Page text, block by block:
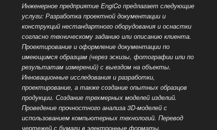
Инженерное предприятие EngiCo предлагает следующие
услуги: Разработка проектной документации и
конструкций нестандартного оборудования и оснастки
согласно техническому заданию или описанию клиента.
Проектирование и оформление документации по
имеющимся образцам (через эскизы, фотографии или по
результатам измерений) с выездом на объекты.
Инновационные исследования и разработки,
проектирование, а также создание опытных образцов
продукции. Создание трехмерных моделей изделий.
Проведение прочностного анализа 3D-моделей с
использованием компьютерных технологий. Перевод
чертежей с бумаги в электронные форматы.